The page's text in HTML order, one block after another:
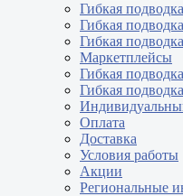
Гибкая
Гибкая
Гибкая
Маркетплейсы
Гибкая
Гибкая
Оплата
Доставка
Условия работы
Акции
Региональные